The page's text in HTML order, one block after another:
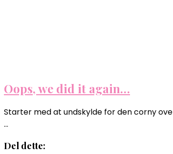
Oops, we did it again…
Starter med at undskylde for den corny
…
Del dette: